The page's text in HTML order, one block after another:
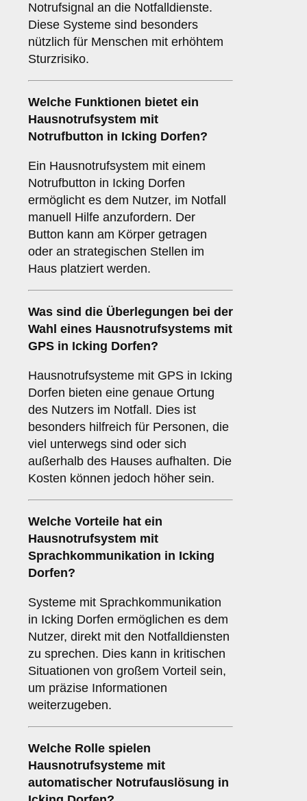
Notrufsignal an die Notfalldienste.
Diese Systeme sind besonders
nützlich für Menschen mit erhöhtem
Sturzrisiko.
Welche Funktionen bietet ein
Hausnotrufsystem mit
Notrufbutton in Icking Dorfen?
Ein Hausnotrufsystem mit einem
Notrufbutton in Icking Dorfen
ermöglicht es dem Nutzer, im Notfall
manuell Hilfe anzufordern. Der
Button kann am Körper getragen
oder an strategischen Stellen im
Haus platziert werden.
Was sind die Überlegungen bei der
Wahl eines Hausnotrufsystems mit
GPS in Icking Dorfen?
Hausnotrufsysteme mit GPS in Icking
Dorfen bieten eine genaue Ortung
des Nutzers im Notfall. Dies ist
besonders hilfreich für Personen, die
viel unterwegs sind oder sich
außerhalb des Hauses aufhalten. Die
Kosten können jedoch höher sein.
Welche Vorteile hat ein
Hausnotrufsystem mit
Sprachkommunikation in Icking
Dorfen?
Systeme mit Sprachkommunikation
in Icking Dorfen ermöglichen es dem
Nutzer, direkt mit den Notfalldiensten
zu sprechen. Dies kann in kritischen
Situationen von großem Vorteil sein,
um präzise Informationen
weiterzugeben.
Welche Rolle spielen
Hausnotrufsysteme mit
automatischer Notrufauslösung in